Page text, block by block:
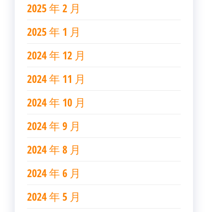
2025 年 2 月
2025 年 1 月
2024 年 12 月
2024 年 11 月
2024 年 10 月
2024 年 9 月
2024 年 8 月
2024 年 6 月
2024 年 5 月